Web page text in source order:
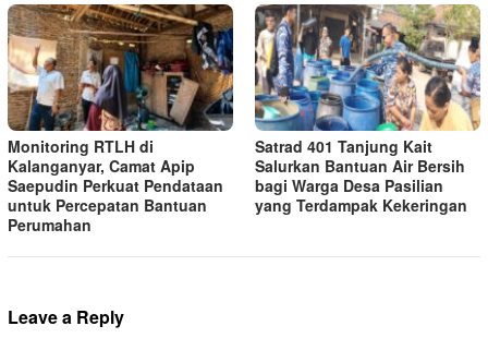
Monitoring RTLH di
Kalanganyar, Camat Apip
Saepudin Perkuat Pendataan
untuk Percepatan Bantuan
Perumahan
Satrad 401 Tanjung Kait
Salurkan Bantuan Air Bersih
bagi Warga Desa Pasilian
yang Terdampak Kekeringan
Leave a Reply